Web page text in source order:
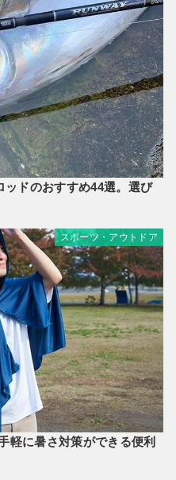
ッドのおすすめ44選。選び
スポーツ・アウトドア
軽に暑さ対策ができる便利